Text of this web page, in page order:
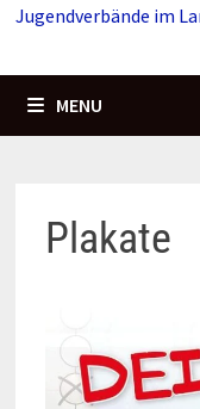
Jugendverbände im
MENU
Plakate